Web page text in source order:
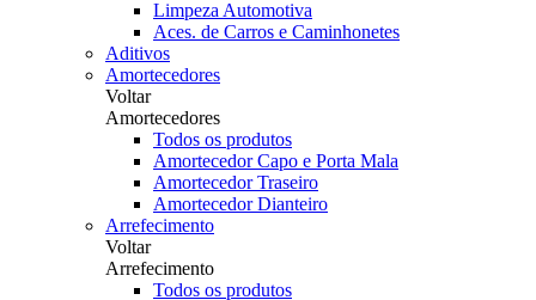
Limpeza Automotiva
Aces. de Carros e Caminhonetes
Aditivos
Amortecedores
Voltar
Amortecedores
Todos os produtos
Amortecedor Capo e Porta Mala
Amortecedor Traseiro
Amortecedor Dianteiro
Arrefecimento
Voltar
Arrefecimento
Todos os produtos